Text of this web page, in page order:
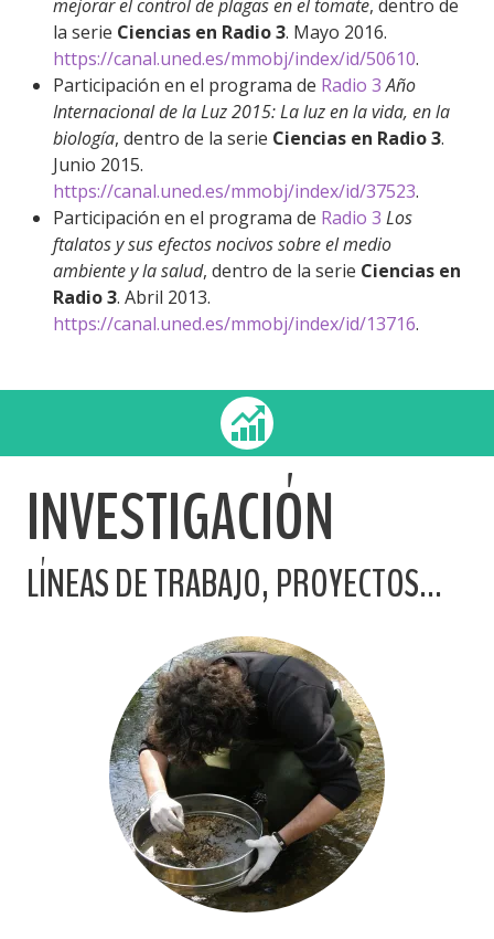
mejorar el control de plagas en el tomate, dentro de
la serie Ciencias en Radio 3. Mayo 2016.
https://canal.uned.es/mmobj/index/id/50610.
Participación en el programa de Radio 3 Año
Internacional de la Luz 2015: La luz en la vida, en la
biología, dentro de la serie Ciencias en Radio 3.
Junio 2015.
https://canal.uned.es/mmobj/index/id/37523.
Participación en el programa de Radio 3 Los
ftalatos y sus efectos nocivos sobre el medio
ambiente y la salud, dentro de la serie Ciencias en
Radio 3. Abril 2013.
https://canal.uned.es/mmobj/index/id/13716.
INVESTIGACIÓN
LÍNEAS DE TRABAJO, PROYECTOS...